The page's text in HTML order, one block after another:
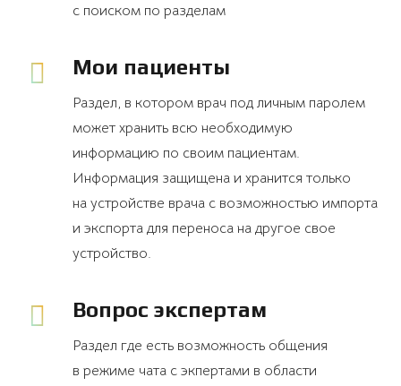
с поиском по разделам
Мои пациенты
Раздел, в котором врач под личным паролем
может хранить всю необходимую
информацию по своим пациентам.
Информация защищена и хранится только
на устройстве врача с возможностью импорта
и экспорта для переноса на другое свое
устройство.
Вопрос экспертам
Раздел где есть возможность общения
в режиме чата с экпертами в области